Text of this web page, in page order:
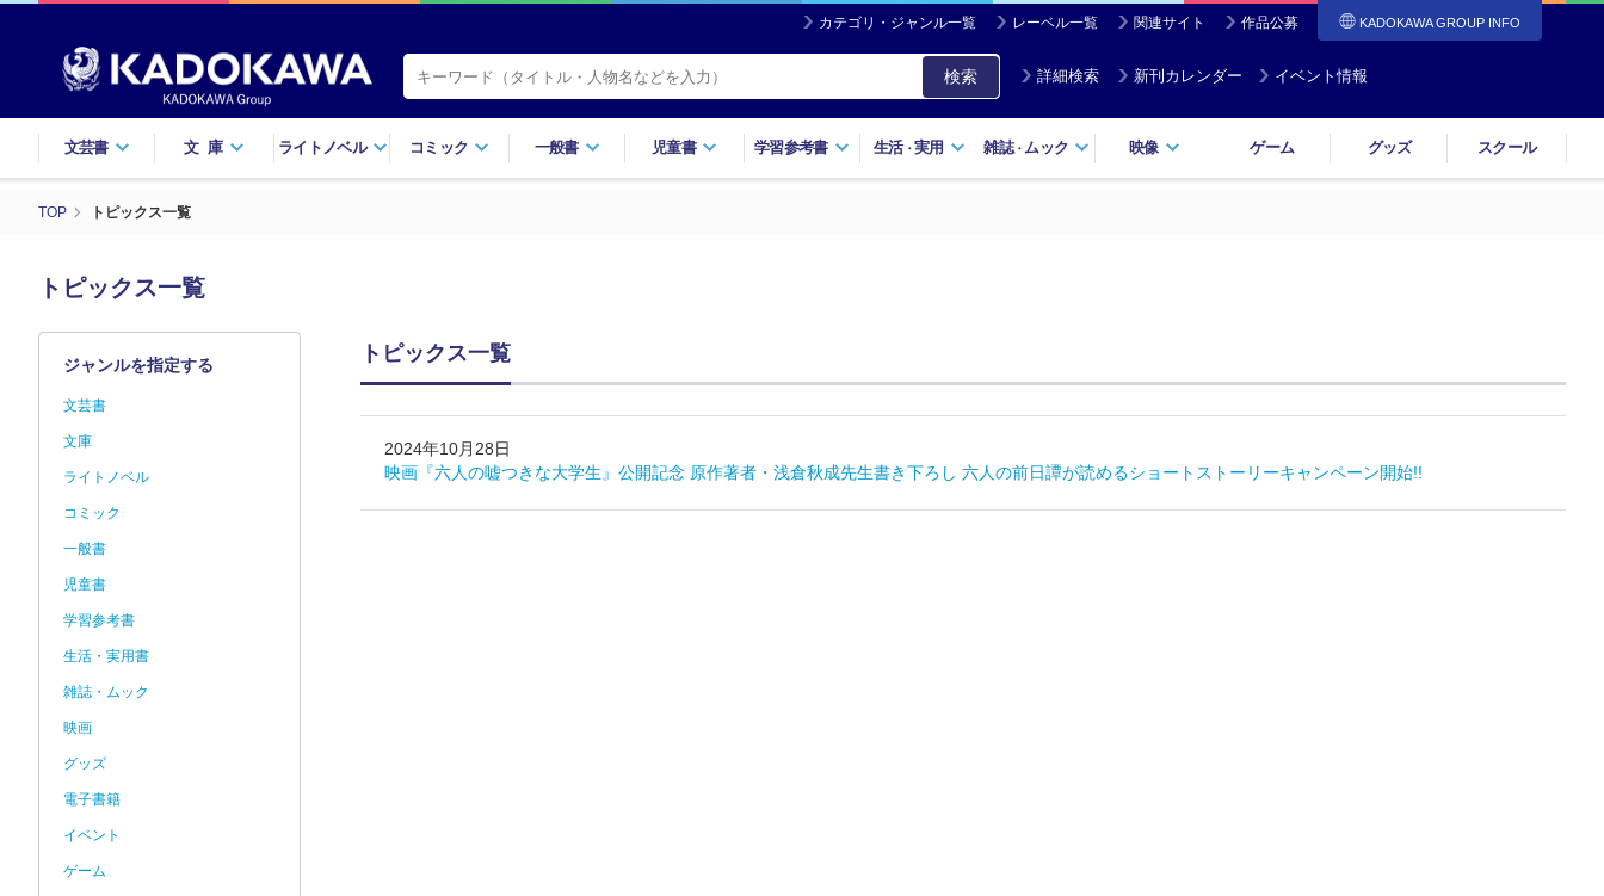
カテゴリ・ジャンル一覧 レーベル一覧 関連サイト 作品公募 KADOKAWA GROUP INFO
検索 詳細検索 新刊カレンダー イベント情報
文芸書 文庫 ライトノベル コミック 一般書 児童書 学習参考書 生活・実用 雑誌・ ムック 映像 ゲーム グッズ スクール
TOP トピックス一覧
トピックス一覧
トピックス一覧
2024年10月28日
映画『六人の嘘つきな大学生』公開記念 原作著者・浅倉秋成先生書き下ろし 六人の前日譚が読めるショートストーリーキャンペーン開始!!
ジャンルを指定する
文芸書
文庫
ライトノベル
コミック
一般書
児童書
学習参考書
生活・実用書
雑誌・ムック
映画
グッズ
電子書籍
イベント
ゲーム